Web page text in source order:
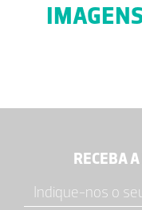
RECEBA